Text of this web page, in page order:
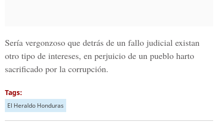
Sería vergonzoso que detrás de un fallo judicial existan
otro tipo de intereses, en perjuicio de un pueblo harto
sacrificado por la corrupción.
Tags:
El Heraldo Honduras